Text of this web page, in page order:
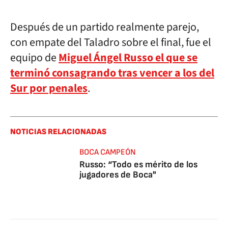
Después de un partido realmente parejo,
con empate del Taladro sobre el final, fue el
equipo deMiguel Ángel Russo el que se
terminó consagrando tras vencer a los del
Sur por penales.
NOTICIAS RELACIONADAS
BOCA CAMPEÓN
Russo: “Todo es mérito de los
jugadores de Boca"